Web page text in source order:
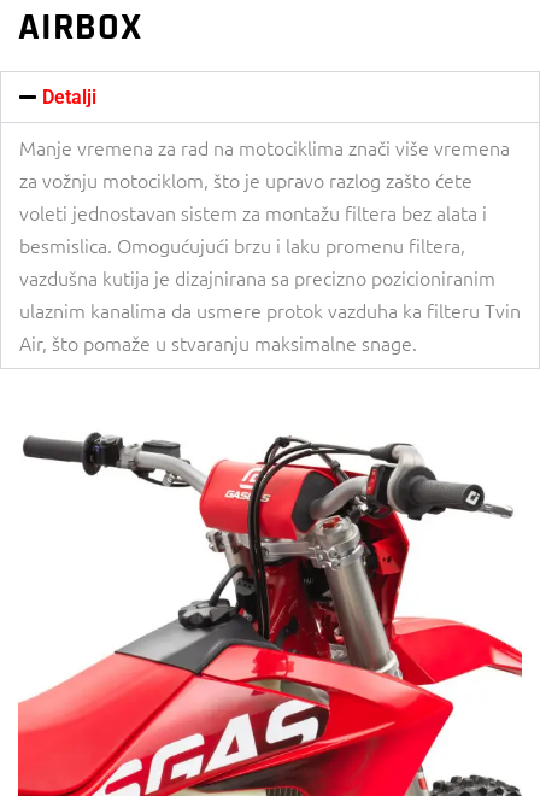
AIRBOX
Detalji
Manje vremena za rad na motociklima znači više vremena
za vožnju motociklom, što je upravo razlog zašto ćete
voleti jednostavan sistem za montažu filtera bez alata i
besmislica. Omogućujući brzu i laku promenu filtera,
vazdušna kutija je dizajnirana sa precizno pozicioniranim
ulaznim kanalima da usmere protok vazduha ka filteru Tvin
Air, što pomaže u stvaranju maksimalne snage.